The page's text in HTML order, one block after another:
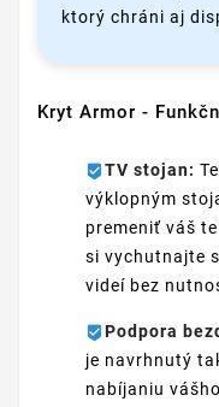
ktorý chráni aj
Kryt Armor -
TV stojan:
výklopným
premeniť váš
si vychutnajte
videí bez
Podpora
je navrhnutý
nabíjaniu